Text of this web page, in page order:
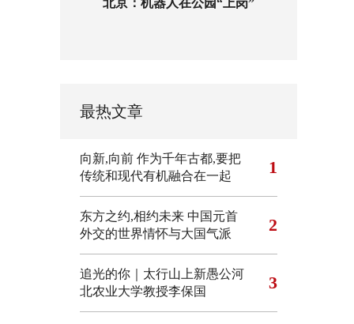
北京：机器人在公园“上岗”
最热文章
向新,向前 作为千年古都,要把
传统和现代有机融合在一起
1
东方之约,相约未来 中国元首
外交的世界情怀与大国气派
2
追光的你｜太行山上新愚公河
北农业大学教授李保国
3